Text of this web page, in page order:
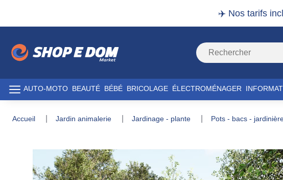
✈️ Nos tarifs
AUTO-MOTO BEAUTÉ BÉBÉ BRICOLAGE ÉLECTROMÉNAGER
accueil jardin animalerie jardinage - plante pots - bacs -